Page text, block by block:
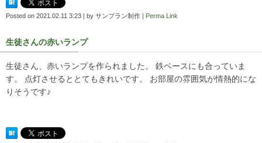
Posted on 2021.02.11 3:23 by サンプラン制作 Perma Link
生徒さんの赤いランプ
生徒さん、赤いランプを作られました。 鉄ベースにも合っていま
す。 点灯させるととてもきれいです。 お部屋の雰囲気が情熱的にな
りそうです♪